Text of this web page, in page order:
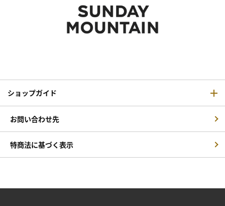
ショップガイド
お問い合わせ先
特商法に基づく表示